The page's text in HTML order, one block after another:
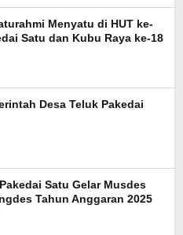
Menyatu di HUT ke-
Satu dan Kubu Raya ke-18
Desa Teluk Pakedai
Satu Gelar Musdes
Tahun Anggaran 2025